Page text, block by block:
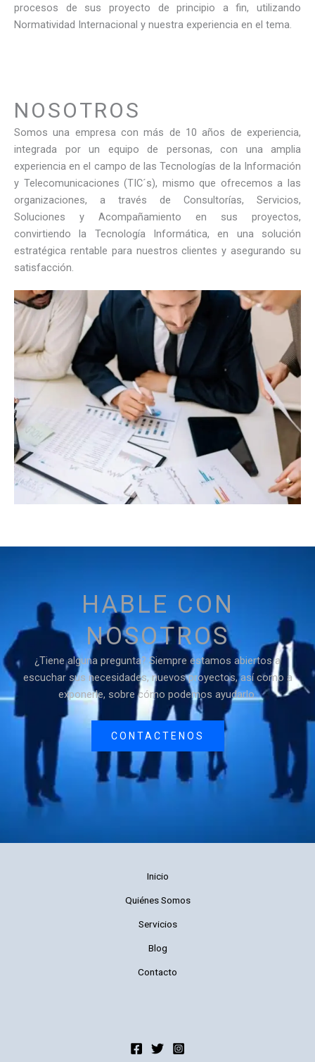
procesos de sus proyecto de principio a fin, utilizando
Normatividad Internacional y nuestra experiencia en el tema.
NOSOTROS
Somos una empresa con más de 10 años de experiencia,
integrada por un equipo de personas, con una amplia
experiencia en el campo de las Tecnologías de la Información
y Telecomunicaciones (TIC´s), mismo que ofrecemos a las
organizaciones, a través de Consultorías, Servicios,
Soluciones y Acompañamiento en sus proyectos,
convirtiendo la Tecnología Informática, en una solución
estratégica rentable para nuestros clientes y asegurando su
satisfacción.
HABLE CON
NOSOTROS
¿Tiene alguna pregunta? Siempre estamos abiertos a
escuchar sus necesidades, nuevos proyectos, así como a
exponerle, sobre cómo podemos ayudarlo.
CONTACTENOS
Inicio
Quiénes Somos
Servicios
Blog
Contacto